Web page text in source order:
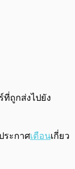
ที่ถูกส่งไปยัง
ระกาศเตือนเกี่ยว